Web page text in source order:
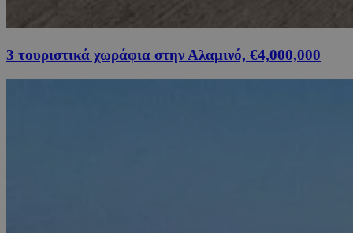
3 τουριστικά χωράφια στην Αλαμινό, €4,000,000